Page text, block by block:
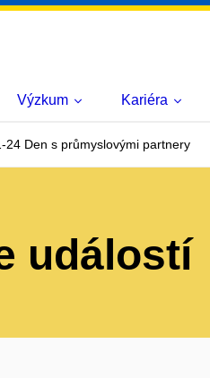
Výzkum Kariéra
24 Den s průmyslovými partnery
událostí